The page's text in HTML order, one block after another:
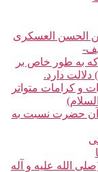
الحسن العسکری
به طور خاص بر
دارد.
و کرامات متواتر
حضرت نسبت به
الله علیه و آله